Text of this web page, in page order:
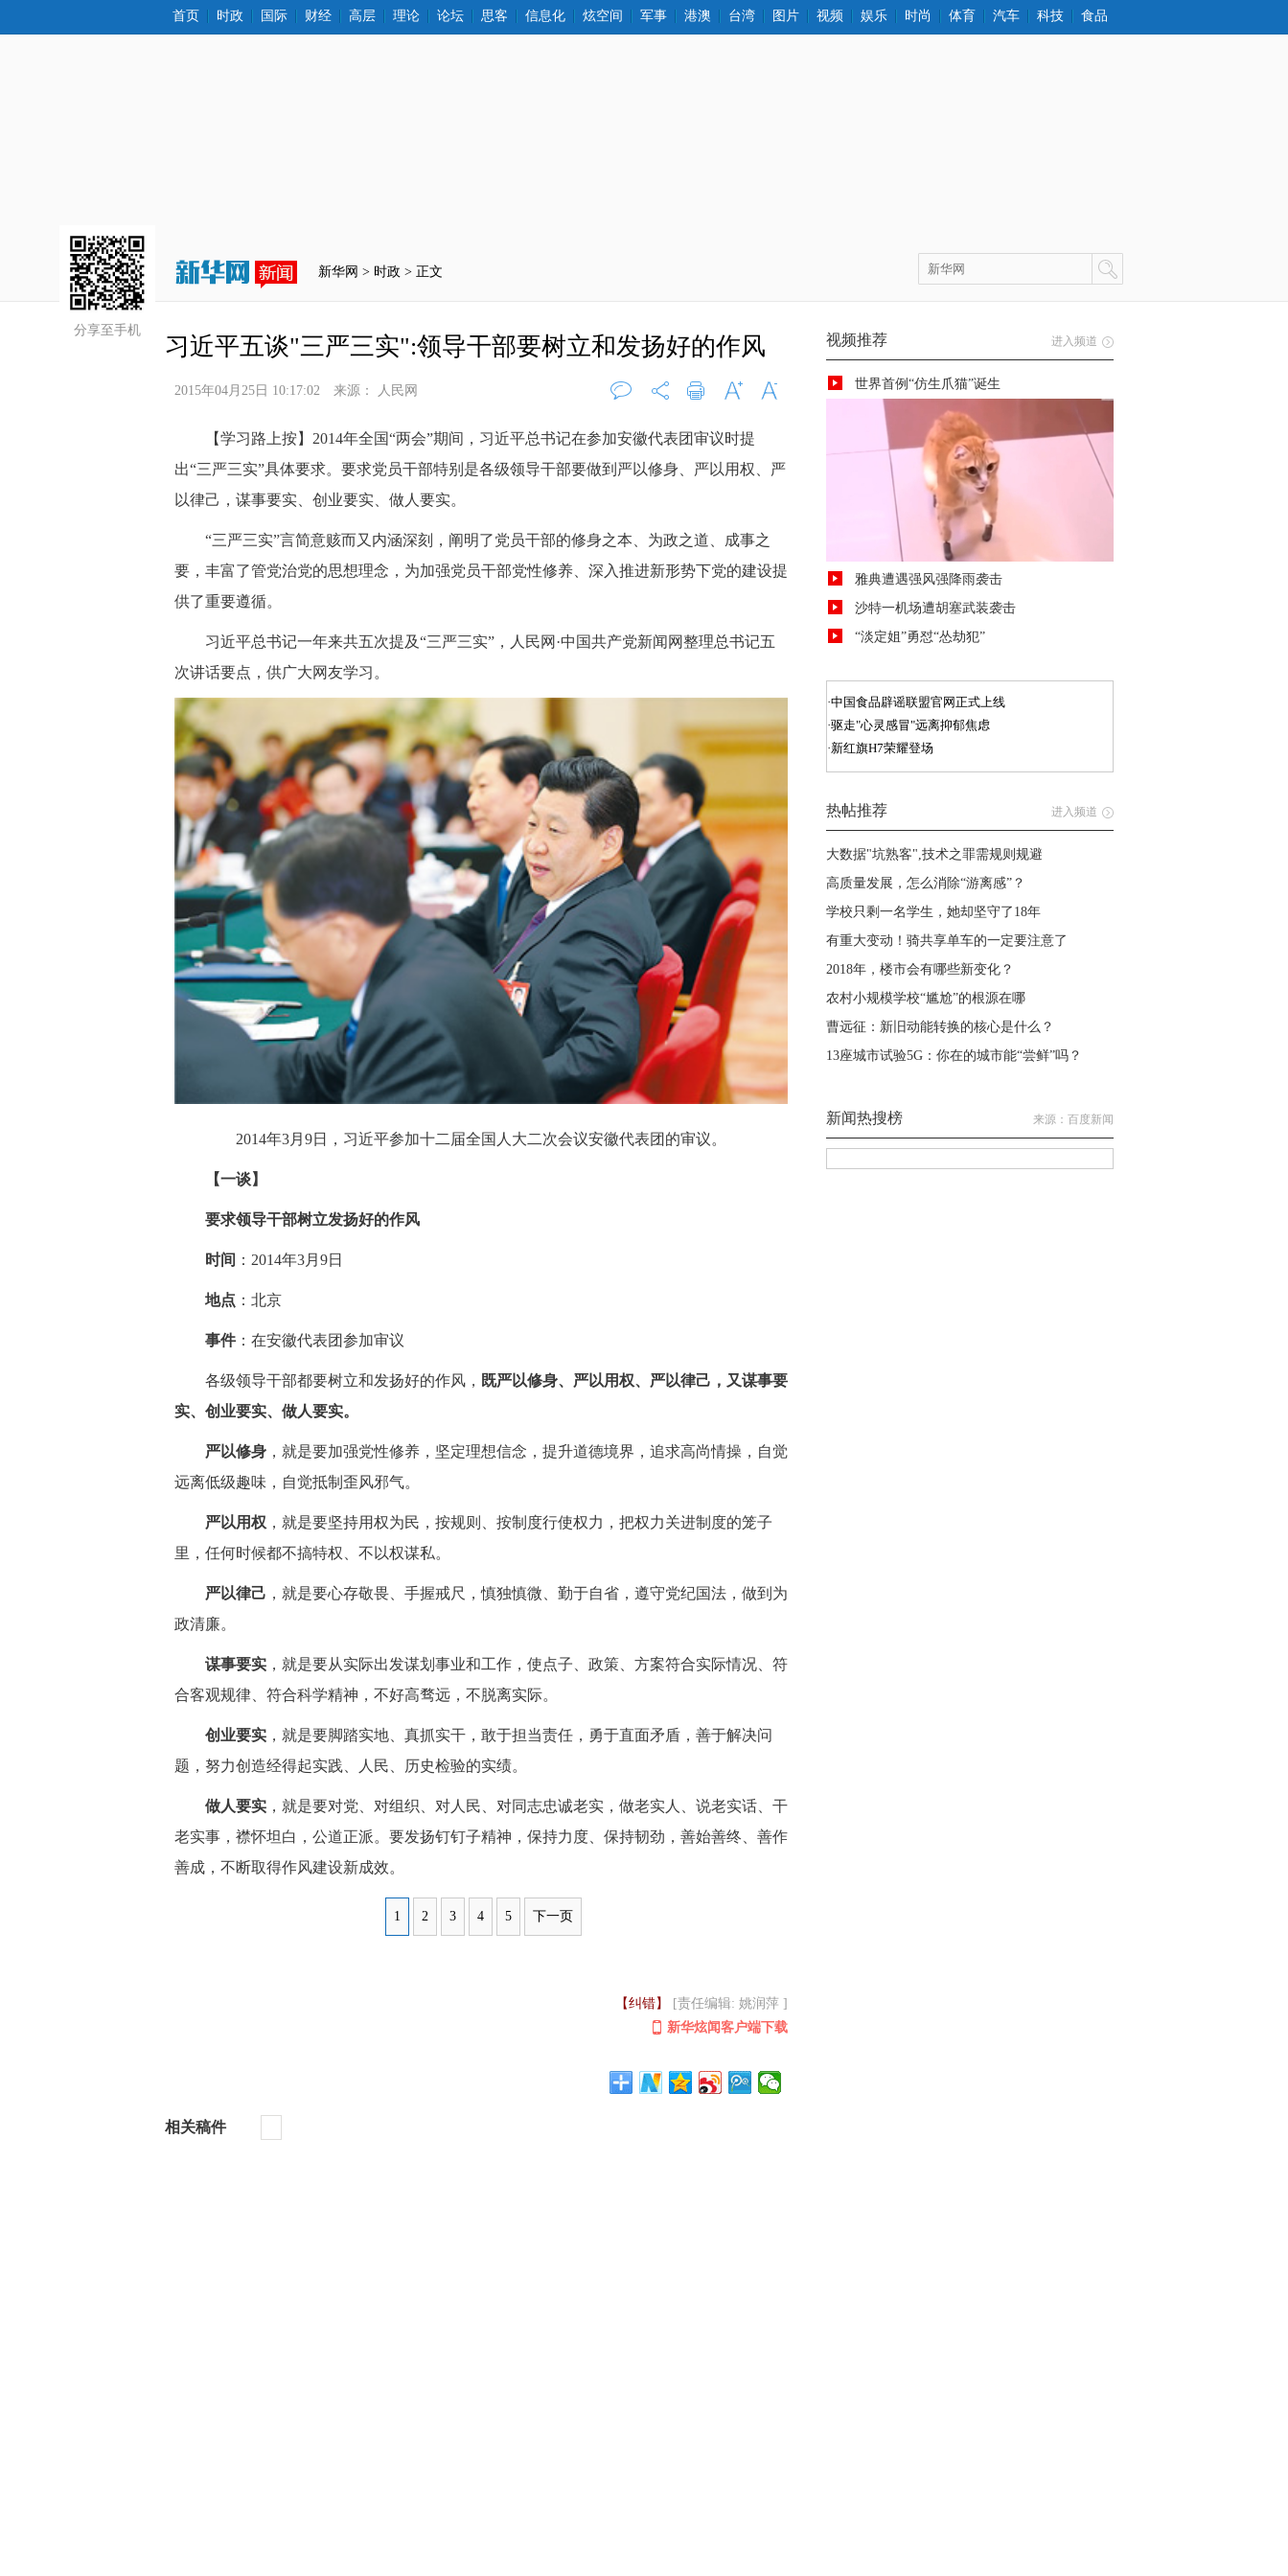
首页 时政 国际 财经 高层 理论 论坛 思客 信息化 炫空间 军事 港澳 台湾 图片 视频 娱乐 时尚 体育 汽车 科技 食品
新华网 > 时政 > 正文
分享至手机
习近平五谈"三严三实":领导干部要树立和发扬好的作风
2015年04月25日 10:17:02 来源： 人民网
评论 0 打印 字大
【学习路上按】2014年全国“两会”期间，习近平总书记在参加安徽代表团审议时提
出“三严三实”具体要求。要求党员干部特别是各级领导干部要做到严以修身、严以用权、严
以律己，谋事要实、创业要实、做人要实。
“三严三实”言简意赅而又内涵深刻，阐明了党员干部的修身之本、为政之道、成事之
要，丰富了管党治党的思想理念，为加强党员干部党性修养、深入推进新形势下党的建设提
供了重要遵循。
习近平总书记一年来共五次提及“三严三实”，人民网·中国共产党新闻网整理总书记五
次讲话要点，供广大网友学习。
2014年3月9日，习近平参加十二届全国人大二次会议安徽代表团的审议。
【一谈】
要求领导干部树立发扬好的作风
时间 ：2014年3月9日
地点 ：北京
事件：在安徽代表团参加审议
各级领导干部都要树立和发扬好的作风， 既严以修身、严以用权、严以律己，又谋事要
实、创业要实、做人要实。
严以修身 ，就是要加强党性修养，坚定理想信念，提升道德境界，追求高尚情操，自觉
远离低级趣味，自觉抵制歪风邪气。
严以用权 ，就是要坚持用权为民，按规则、按制度行使权力，把权力关进制度的笼子
里，任何时候都不搞特权、不以权谋私。
严以律己 ，就是要心存敬畏、手握戒尺，慎独慎微、勤于自省，遵守党纪国法，做到为
政清廉。
谋事要实 ，就是要从实际出发谋划事业和工作，使点子、政策、方案符合实际情况、符
合客观规律、符合科学精神，不好高骛远，不脱离实际。
创业要实 ，就是要脚踏实地、真抓实干，敢于担当责任，勇于直面矛盾，善于解决问
题，努力创造经得起实践、人民、历史检验的实绩。
做人要实 ，就是要对党、对组织、对人民、对同志忠诚老实，做老实人、说老实话、干
老实事，襟怀坦白，公道正派。要发扬钉钉子精神，保持力度、保持韧劲，善始善终、善作
善成，不断取得作风建设新成效。
1 2 3 4 5 下一页
【纠错】
[责任编辑: 姚润萍 ]
新华炫闻客户端下载
相关稿件